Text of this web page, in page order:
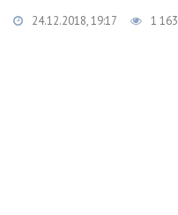
24.12.2018, 19:17 1 163